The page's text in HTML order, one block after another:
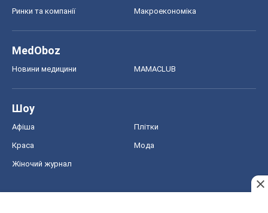
Ринки та компанії Макроекономіка
MedOboz
Новини медицини MAMACLUB
Шоу
Афіша Плітки
Краса Мода
Жіночий журнал